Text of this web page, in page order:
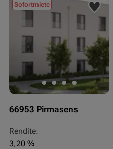
Sofortmiete
66953 Pirmasens
Rendite:
3,20 %